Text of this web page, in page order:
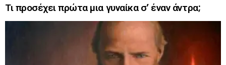
Τι προσέχει πρώτα μια γυναίκα σ’ έναν άντρα;